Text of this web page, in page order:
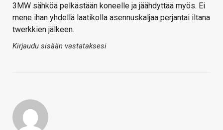
3MW sähköä pelkästään koneelle ja jäähdyttää myös. Ei
mene ihan yhdellä laatikolla asennuskaljaa perjantai iltana
twerkkien jälkeen.
Kirjaudu sisään vastataksesi